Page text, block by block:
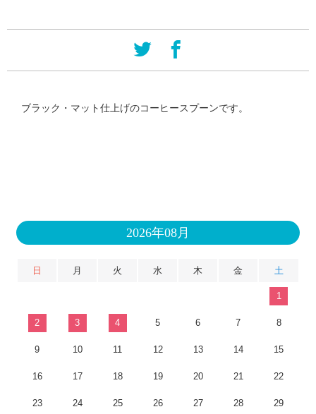
ブラック・マット仕上げのコーヒースプーンです。
2026年08月
日 月 火 水 木 金 土
1
2 3 4 5 6 7 8
9 10 11 12 13 14 15
16 17 18 19 20 21 22
23 24 25 26 27 28 29